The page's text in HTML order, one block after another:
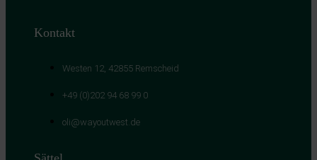
Kontakt
Westen 12, 42855 Remscheid
+49 (0)202 94 68 99 0
oli@wayoutwest.de